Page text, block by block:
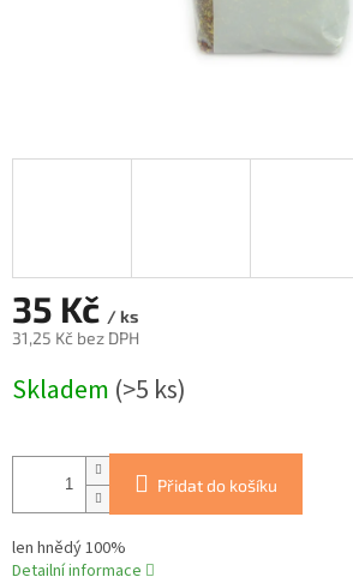
35 Kč / ks
31,25 Kč bez DPH
cena:
Skladem (>5 ks)
Přidat do košíku
len hnědý 100%
Detailní informace